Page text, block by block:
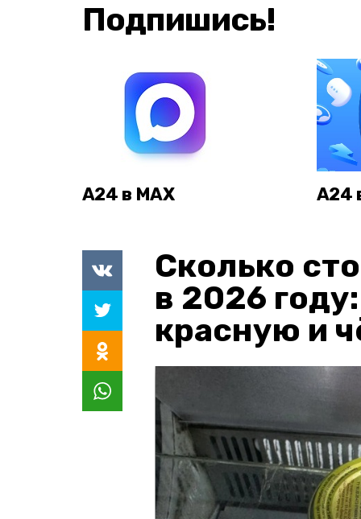
Подпишись!
А24 в MAX А24
Сколько
в 2026
красную и